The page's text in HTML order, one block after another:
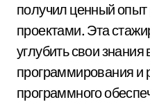
получил ценный
проектами. Эта
углубить свои знания
программирования и
программного